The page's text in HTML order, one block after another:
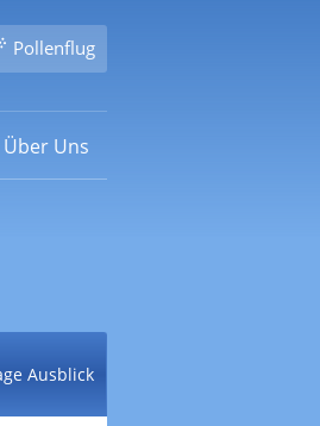
Pollenflug
Über Uns
Ausblick